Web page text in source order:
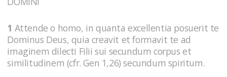
1 Attende o homo, in quanta excellentia posuerit te
Dominus Deus, quia creavit et formavit te ad
imaginem dilecti Filii sui secundum corpus et
similitudinem (cfr. Gen 1,26) secundum spiritum.